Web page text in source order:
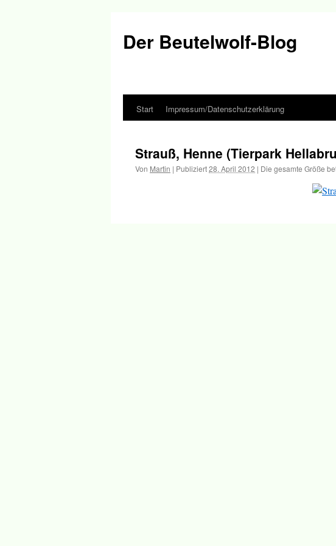
Der Beutelwolf-Blog
Springe
Inhalt
Start Impressum/Datenschutzerklärung
Strauß, Henne (Tierpark
Von Martin | Publiziert28. April 2012 | Die gesamte Größe